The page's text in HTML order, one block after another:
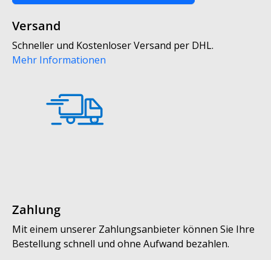
Versand
Schneller und Kostenloser Versand per DHL.
Mehr Informationen
Zahlung
Mit einem unserer Zahlungsanbieter können Sie Ihre
Bestellung schnell und ohne Aufwand bezahlen.